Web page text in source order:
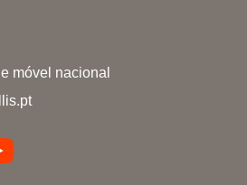
móvel nacional